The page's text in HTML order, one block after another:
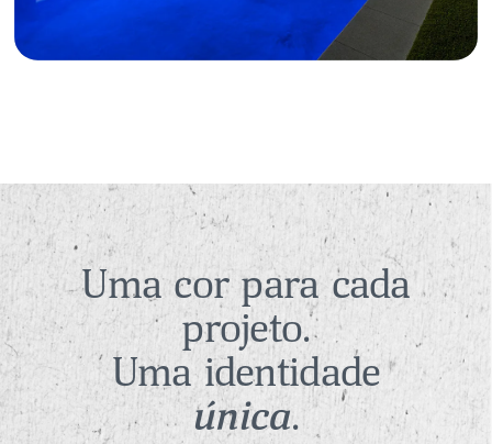
Uma cor para cada
projeto.
Uma identidade
única.